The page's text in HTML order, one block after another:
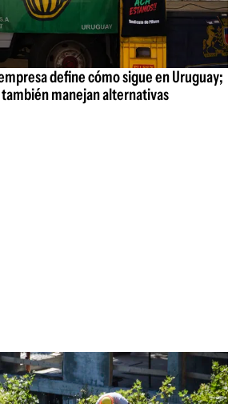
define cómo sigue en Uruguay;
manejan alternativas